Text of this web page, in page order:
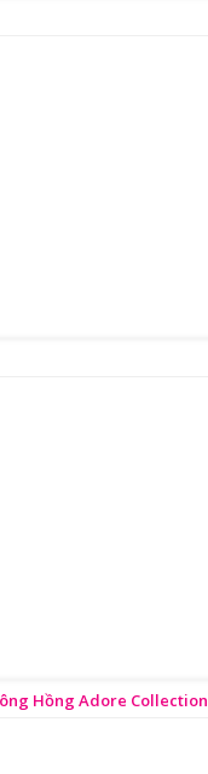
Hồng Adore Collection